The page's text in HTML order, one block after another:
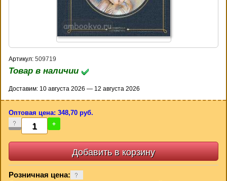
Артикул: 509719
Товар в наличии
Доставим: 10 августа 2026 — 12 августа 2026
Оптовая цена: 348,70 руб.
- +
Розничная цена: